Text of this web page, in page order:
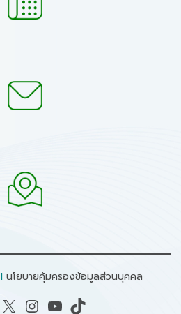
I นโยบายคุ้มครองข้อมูลส่วนบุคคล
X Instagram YouTube TikTok